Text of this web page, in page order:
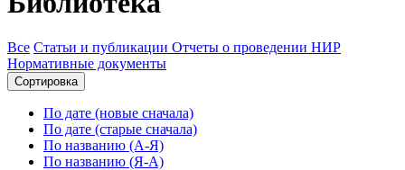
Все Статьи и публикации Отчеты о проведении НИР
Нормативные документы
Сортировка
По дате (новые сначала)
По дате (старые сначала)
По названию (А-Я)
По названию (Я-А)